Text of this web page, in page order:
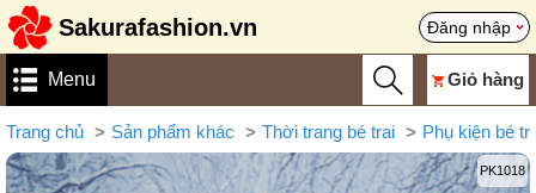
Sakurafashion.vn Đăng nhập
Menu Giỏ hàng
Trang chủ Sản phẩm khác Thời trang bé trai Phụ kiện bé
PK1018